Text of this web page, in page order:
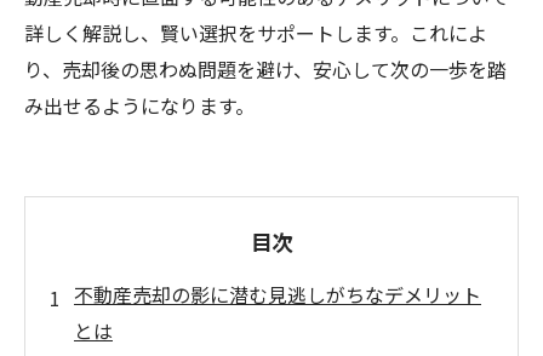
詳しく解説し、賢い選択をサポートします。これによ
り、売却後の思わぬ問題を避け、安心して次の一歩を踏
み出せるようになります。
目次
不動産売却の影に潜む見逃しがちなデメリット
とは